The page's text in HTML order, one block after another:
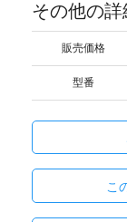
その他の詳
販売価格
型番
こ